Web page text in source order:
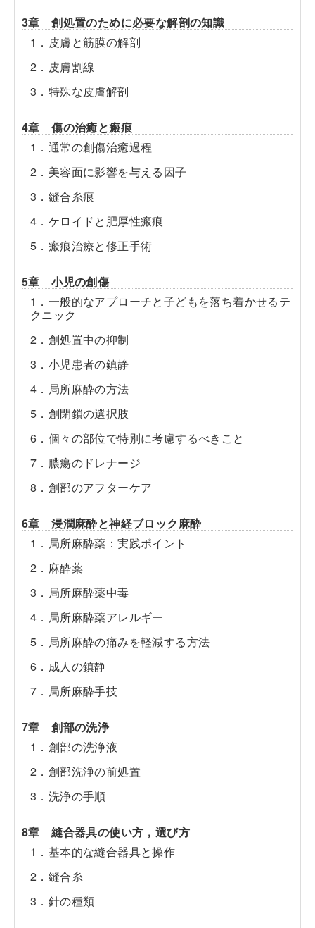
3章 創処置のために必要な解剖の知識
1．皮膚と筋膜の解剖
2．皮膚割線
3．特殊な皮膚解剖
4章 傷の治癒と瘢痕
1．通常の創傷治癒過程
2．美容面に影響を与える因子
3．縫合糸痕
4．ケロイドと肥厚性瘢痕
5．瘢痕治療と修正手術
5章 小児の創傷
1．一般的なアプローチと子どもを落ち着かせるテ
クニック
2．創処置中の抑制
3．小児患者の鎮静
4．局所麻酔の方法
5．創閉鎖の選択肢
6．個々の部位で特別に考慮するべきこと
7．膿瘍のドレナージ
8．創部のアフターケア
6章 浸潤麻酔と神経ブロック麻酔
1．局所麻酔薬：実践ポイント
2．麻酔薬
3．局所麻酔薬中毒
4．局所麻酔薬アレルギー
5．局所麻酔の痛みを軽減する方法
6．成人の鎮静
7．局所麻酔手技
7章 創部の洗浄
1．創部の洗浄液
2．創部洗浄の前処置
3．洗浄の手順
8章 縫合器具の使い方，選び方
1．基本的な縫合器具と操作
2．縫合糸
3．針の種類